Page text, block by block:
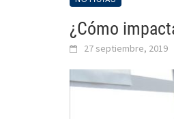
¿Cómo
27 septiembre, 2019